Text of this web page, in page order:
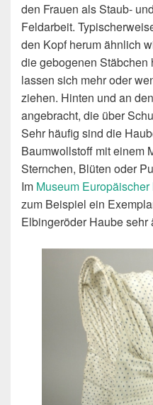
den Frauen als Staub-
Feldarbeit.
den Kopf herum ähnlich
die gebogenen Stäbchen
lassen sich mehr oder
ziehen. Hinten und an
angebracht, die über
Sehr häufig sind die
Baumwollstoff mit einem
Sternchen, Blüten oder
Im Museum Europäischer
zum Beispiel ein
Elbingeröder Haube sehr